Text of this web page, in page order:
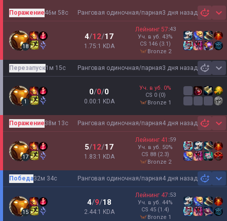
Ранговая одиночная/парная3 дня назад
Поражение46м 58с
18
4/12/17
1.75:1 KDA
Лейнинг 57:43
Уч. в уб. 43%
CS 146 (3.1)
bronze 2
Ранговая одиночная/парная3 дня назад
Перезапуск1м 15с
1
0/0/0
0.00:1 KDA
Уч. в уб. 0%
CS 0 (0)
bronze 1
Ранговая одиночная/парная4 дня назад
Поражение38м 13с
17
5/12/17
1.83:1 KDA
Лейнинг 41 :59
Уч. в уб. 50%
CS 88 (2.3)
bronze 2
Ранговая одиночная/парная4 дня назад
Победа32м 34с
15
4/9/18
2.44:1 KDA
Лейнинг 47:53
Уч. в уб. 44%
CS 45 (1.4)
bronze 1